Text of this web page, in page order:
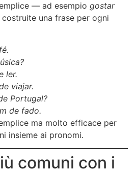
— ad esempio gostar
una frase per ogni
ler.
viajar.
Portugal?
de fado.
ma molto efficace per
insieme ai pronomi.
comuni con i